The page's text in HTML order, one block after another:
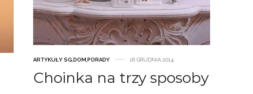
ARTYKUŁY SG,DOM,PORADY 16 GRUDNIA 2014
Choinka na trzy sposoby